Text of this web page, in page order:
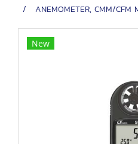
ANEMOMETER, CMM/
New